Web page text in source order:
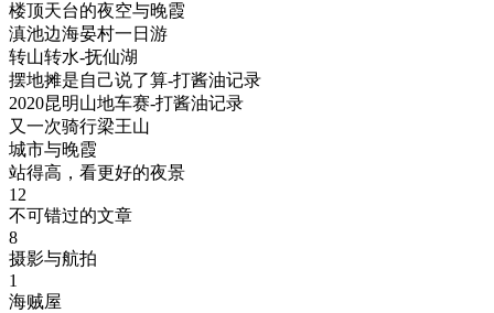
楼顶天台的夜空与晚霞
滇池边海晏村一日游
转山转水-抚仙湖
摆地摊是自己说了算-打酱油记录
2020昆明山地车赛-打酱油记录
又一次骑行梁王山
城市与晚霞
站得高，看更好的夜景
12
不可错过的文章
8
摄影与航拍
1
海贼屋